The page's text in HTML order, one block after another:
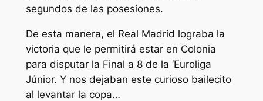
segundos de las posesiones.
De esta manera, el Real Madrid lograba la
victoria que le permitirá estar en Colonia
para disputar la Final a 8 de la ‘Euroliga
Júnior. Y nos dejaban este curioso bailecito
al levantar la copa…